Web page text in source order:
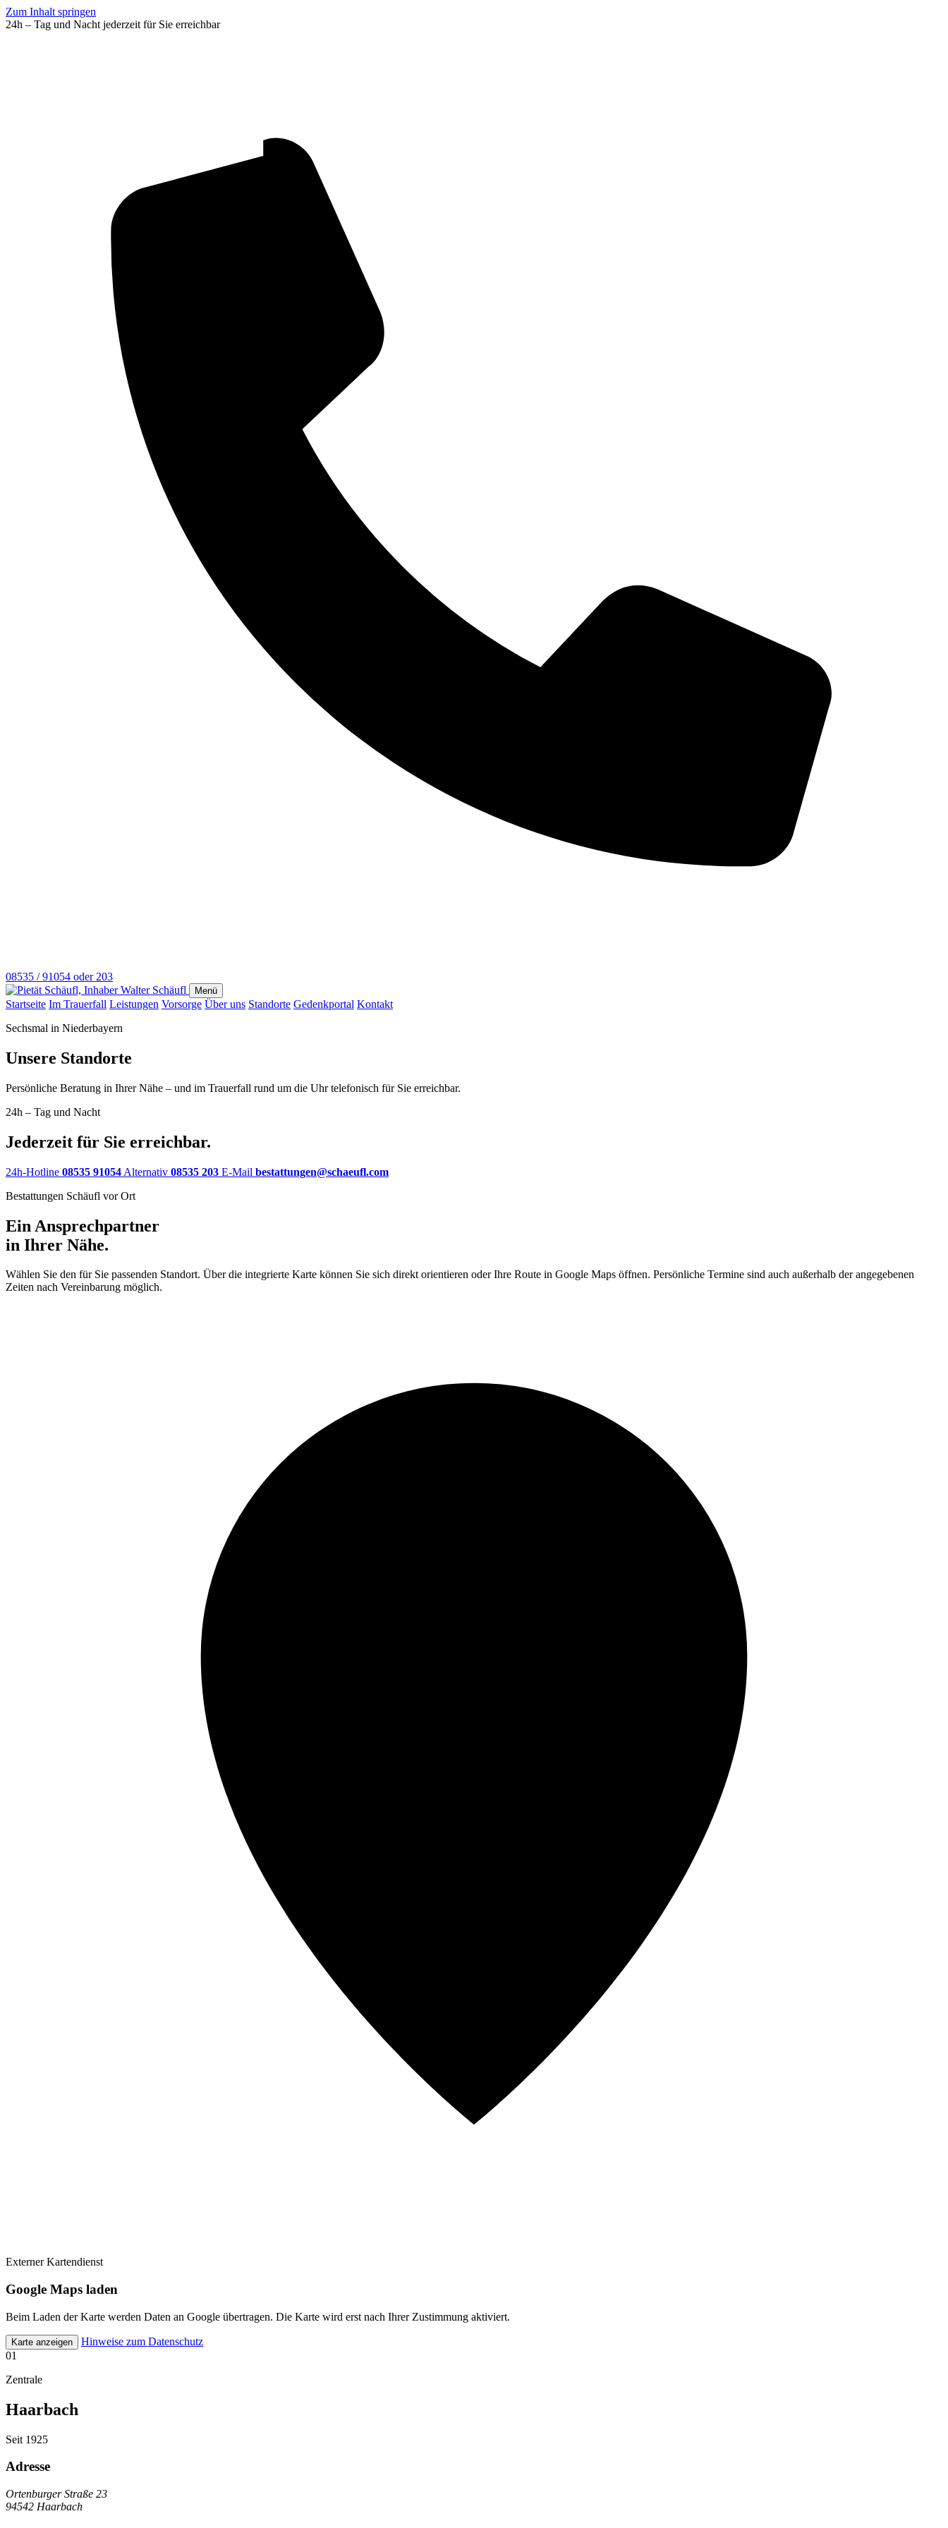
Zum Inhalt springen
24h – Tag und Nacht jederzeit für Sie erreichbar
08535 / 91054 oder 203
Menü
Startseite Im Trauerfall Leistungen Vorsorge Über uns Standorte Gedenkportal Kontakt
Sechsmal in Niederbayern
Unsere Standorte
Persönliche Beratung in Ihrer Nähe – und im Trauerfall rund um die Uhr telefonisch für Sie erreichbar.
24h – Tag und Nacht
Jederzeit für Sie erreichbar.
24h-Hotline 08535 91054 Alternativ 08535 203 E-Mail bestattungen@schaeufl.com
Bestattungen Schäufl vor Ort
Ein Ansprechpartner
in Ihrer Nähe.
Wählen Sie den für Sie passenden Standort. Über die integrierte Karte können Sie sich direkt orientieren oder Ihre Route in Google Maps öffnen. Persönliche Termine sind auch außerhalb der angegebenen
Zeiten nach Vereinbarung möglich.
Externer Kartendienst
Google Maps laden
Beim Laden der Karte werden Daten an Google übertragen. Die Karte wird erst nach Ihrer Zustimmung aktiviert.
Karte anzeigen
Hinweise zum Datenschutz
01
Zentrale
Haarbach
Seit 1925
Adresse
Ortenburger Straße 23
94542 Haarbach